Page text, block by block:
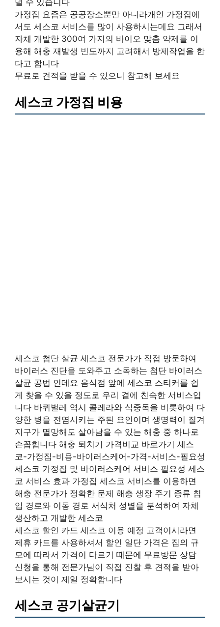
낼 수 있습니다
가정집 요즘은 공공장소뿐만 아니라개인 가정집에
서도 세스코 서비스를 많이 사용하시는데요 그래서
자체 개발한 300여 가지의 바이오 맞춤 약제를 이
용해 해충 재발생 빈도까지 고려해서 방제작업을 한
다고 합니다
무료로 견적을 받을 수 있으니 참고해 보세요
세스코 가정집 비용
세스코 첨단 살균 세스코 전문가가 직접 방문하여
바이러스 진단을 도와주고 소독하는 첨단 바이러스
살균 공법 인데요 음식점 앞에 세스코 스티커를 쉽
게 찾을 수 있을 정도로 우리 곁에 친숙한 서비스입
니다 바퀴벌레 역시 콜레라와 식중독을 비롯하여 다
양한 병을 전염시키는 주된 요인이며 생명력이 질겨
지구가 멸망해도 살아남을 수 있는 해충 중 하나로
손꼽힙니다 해충 퇴치기 가격비교 바로가기 세스
코-가정집-비용-바이러스케어-가격-서비스-필요성
세스코 가정집 및 바이러스케어 서비스 필요성 세스
코 서비스 효과 가정집 세스코 서비스를 이용하면
해충 전문가가 정확한 문제 해충 생장 주기 종류 침
입 경로와 이동 경로 서식처 성별을 분석하여 자체
생산하고 개발한 세스코
세스코 할인 카드 세스코 이용 예정 고객이시라면
제휴 카드를 사용하셔서 할인 일단 가격은 집의 규
모에 따라서 가격이 다르기 때문에 무료방문 상담
신청을 통해 전문가님이 직접 진찰 후 견적을 받아
보시는 것이 제일 정확합니다
세스코 공기살균기